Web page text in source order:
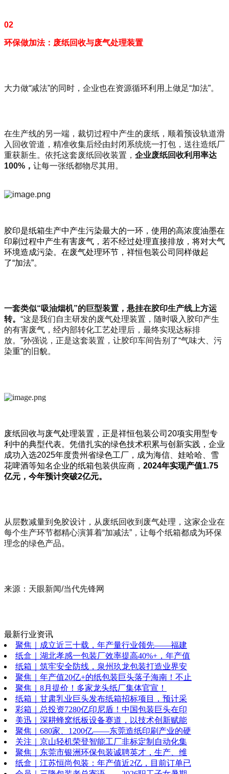
02
环保做加法：废纸回收与废气处理装置
大力做“减法”的同时，企业也在资源循环利用上做足“加法”。
在生产线的另一端，裁切过程中产生的废纸，顺着预设轨道滑
入回收管道，精准收集后经由封闭系统统一打包，送往造纸厂
重获新生。依托这套废纸回收装置， 企业废纸回收利用率达
100% ， 让每一张纸都物尽其用。
胶印是纸箱生产中产生污染最大的一环，使用的高浓度油墨在
印刷过程中产生有害废气，若不经过处理直接排放，将对大气
环境造成污染。在废气处理环节，祥恒包装公司同样做起
了“加法”。
一套类似“吸油烟机”的巨型装置，悬挂在胶印生产线上方运
转。 “这是我们自主研发的废气处理装置，随时吸入胶印产生
的有害废气，经内部转化工艺处理后，最终实现达标排
放。”孙强说，正是这套装置，让胶印车间告别了“气味大、污
染重”的旧貌。
废纸回收与废气处理装置，正是祥恒包装公司20项实用型专
利中的典型代表。凭借扎实的绿色技术积累与创新实践，企业
成功入选2025年度贵州省绿色工厂，成为海信、娃哈哈、雪
花啤酒等知名企业的纸箱包装供应商， 2024年实现产值1.75
亿元，今年预计突破2亿元。
从层数减量到免胶设计，从废纸回收到废气处理，这家企业在
每个生产环节都精心演算着“加减法”，让每个纸箱都成为环保
理念的绿色产品。
来源：天眼新闻/当代先锋网
最新行业资讯
聚焦｜成立近三十载，年产量行业领先——福建
纸盒｜湖北孝感一包装厂效率提高40%+，年产值
纸箱｜筑牢安全防线，泉州玖龙包装打造业界安
聚焦｜年产值20亿+的纸包装巨头落子海南！不止
聚焦｜8月提价！多家龙头纸厂集体官宣！
纸箱｜甘肃乳业巨头发布纸箱招标项目，预计采
彩箱｜总投资7280亿印尼盾！中国包装巨头在印
美迅｜深耕蜂窝纸板设备赛道，以技术创新赋能
聚焦｜680家、1200亿——东莞造纸印刷产业的硬
关注｜京山轻机荣登智能工厂非标定制自动化集
聚焦｜东莞市银洲环保包装诚聘英才，生产、维
纸盒｜江苏恒尚包装：年产值近2亿，目前订单已